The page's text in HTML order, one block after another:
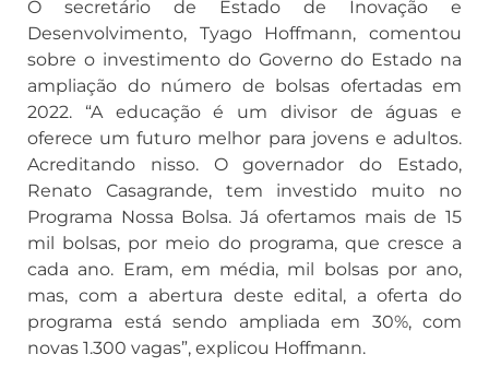
O secretário de Estado de Inovação e
Desenvolvimento, Tyago Hoffmann, comentou
sobre o investimento do Governo do Estado na
ampliação do número de bolsas ofertadas em
2022. “A educação é um divisor de águas e
oferece um futuro melhor para jovens e adultos.
Acreditando nisso. O governador do Estado,
Renato Casagrande, tem investido muito no
Programa Nossa Bolsa. Já ofertamos mais de 15
mil bolsas, por meio do programa, que cresce a
cada ano. Eram, em média, mil bolsas por ano,
mas, com a abertura deste edital, a oferta do
programa está sendo ampliada em 30%, com
novas 1.300 vagas”, explicou Hoffmann.